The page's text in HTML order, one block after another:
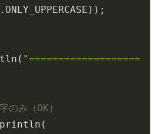
"===================
み（OK）